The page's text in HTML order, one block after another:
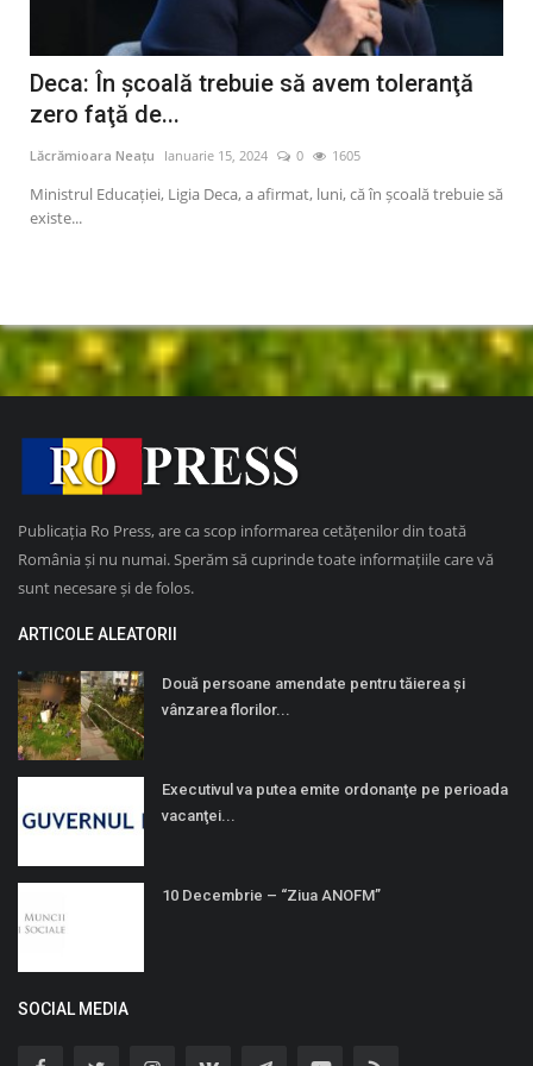
Deca: În şcoală trebuie să avem toleranţă
zero faţă de...
Lăcrămioara Neațu Ianuarie 15, 2024 0 1605
Ministrul Educaţiei, Ligia Deca, a afirmat, luni, că în şcoală trebuie să
existe...
Publicația Ro Press, are ca scop informarea cetățenilor din toată
România și nu numai. Sperăm să cuprinde toate informațiile care vă
sunt necesare și de folos.
ARTICOLE ALEATORII
Două persoane amendate pentru tăierea și
vânzarea florilor...
Executivul va putea emite ordonanţe pe perioada
vacanţei...
10 Decembrie – “Ziua ANOFM”
SOCIAL MEDIA